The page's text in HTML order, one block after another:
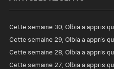
Cette semaine 30, Olbia a appris
Cette semaine 29, Olbia a appris
Cette semaine 28, Olbia a appris
Cette semaine 27, Olbia a appris